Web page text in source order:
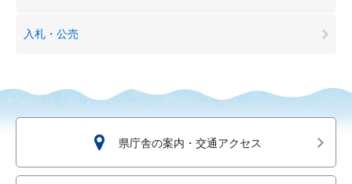
入札・公売
県庁舎の案内・交通アクセス